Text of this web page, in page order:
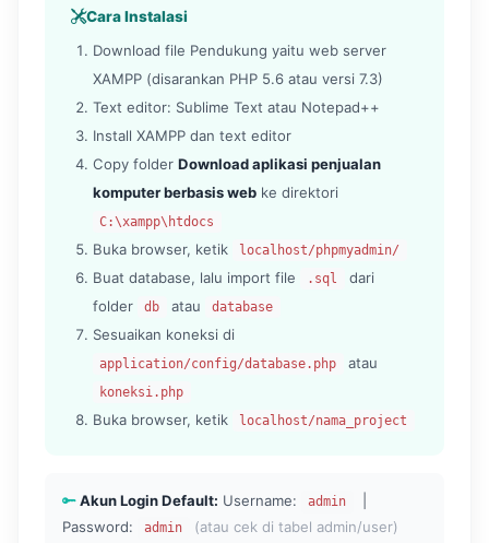
Cara Instalasi
Download file Pendukung yaitu web server
XAMPP (disarankan PHP 5.6 atau versi 7.3)
Text editor: Sublime Text atau Notepad++
Install XAMPP dan text editor
Copy folder Download aplikasi penjualan
komputer berbasis web ke direktori
C:\xampp\htdocs
Buka browser, ketik localhost/phpmyadmin/
Buat database, lalu import file .sql
dari
folder
db atau database
Sesuaikan koneksi di
application/config/database.php atau
koneksi.php
Buka browser, ketik localhost/nama_project
Akun Login Default: Username: admin
Password:
admin (atau cek di tabel admin/user)